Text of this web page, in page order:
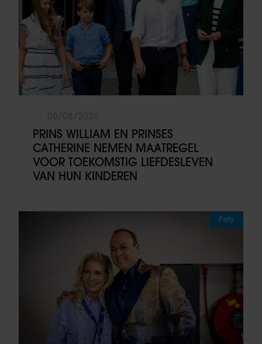
PRINS WILLIAM EN PRINSES
CATHERINE NEMEN MAATREGEL
VOOR TOEKOMSTIG LIEFDESLEVEN
VAN HUN KINDEREN
Party